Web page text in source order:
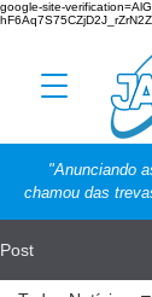
google-site-
"Anunciando
chamou das
Post